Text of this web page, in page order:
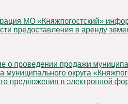
предоставления в аренду
муниципального округа
предложения в электронной